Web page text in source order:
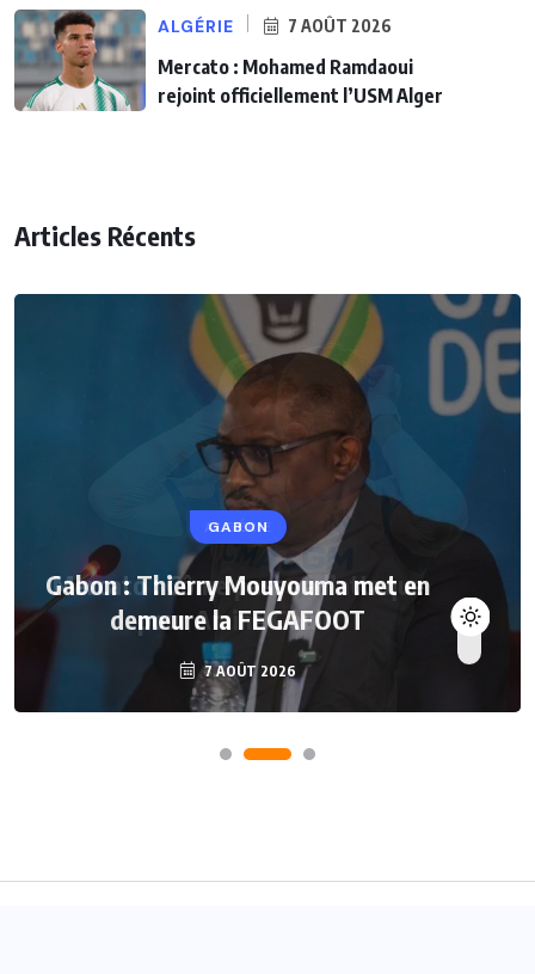
ALGÉRIE 7 AOÛT 2026
Mercato : Mohamed Ramdaoui
rejoint officiellement l’USM Alger
Articles Récents
GABON
Gabon : Thierry Mouyouma met en
demeure la FEGAFOOT
7 AOÛT 2026